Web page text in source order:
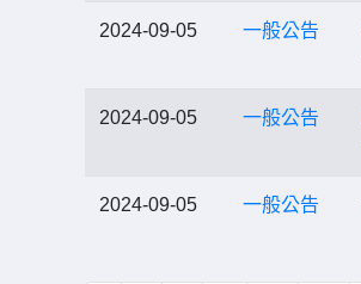
2024-09-05 一般公告
2024-09-05 一般公告
2024-09-05 一般公告